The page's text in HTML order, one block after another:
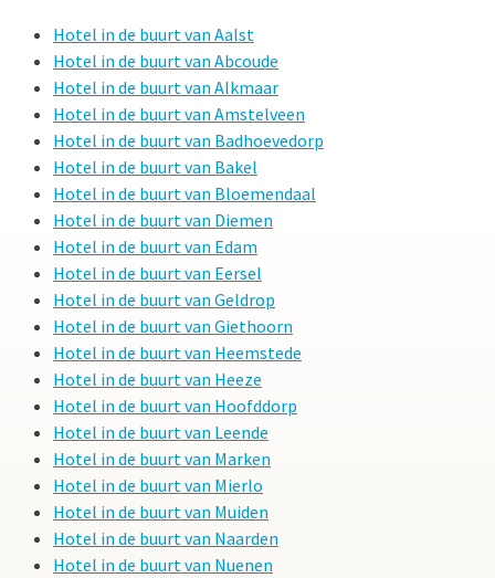
Hotel in de buurt van Aalst
Hotel in de buurt van Abcoude
Hotel in de buurt van Alkmaar
Hotel in de buurt van Amstelveen
Hotel in de buurt van Badhoevedorp
Hotel in de buurt van Bakel
Hotel in de buurt van Bloemendaal
Hotel in de buurt van Diemen
Hotel in de buurt van Edam
Hotel in de buurt van Eersel
Hotel in de buurt van Geldrop
Hotel in de buurt van Giethoorn
Hotel in de buurt van Heemstede
Hotel in de buurt van Heeze
Hotel in de buurt van Hoofddorp
Hotel in de buurt van Leende
Hotel in de buurt van Marken
Hotel in de buurt van Mierlo
Hotel in de buurt van Muiden
Hotel in de buurt van Naarden
Hotel in de buurt van Nuenen